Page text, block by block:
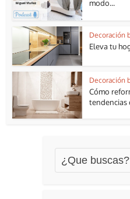
modo...
Decoración
Eleva tu
Decoración
Cómo
tendencias